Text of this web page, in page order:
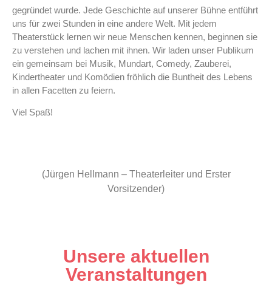
gegründet wurde. Jede Geschichte auf unserer Bühne entführt
uns für zwei Stunden in eine andere Welt. Mit jedem
Theaterstück lernen wir neue Menschen kennen, beginnen sie
zu verstehen und lachen mit ihnen. Wir laden unser Publikum
ein gemeinsam bei Musik, Mundart, Comedy, Zauberei,
Kindertheater und Komödien fröhlich die Buntheit des Lebens
in allen Facetten zu feiern.
Viel Spaß!
(Jürgen Hellmann – Theaterleiter und Erster
Vorsitzender)
Unsere aktuellen
Veranstaltungen